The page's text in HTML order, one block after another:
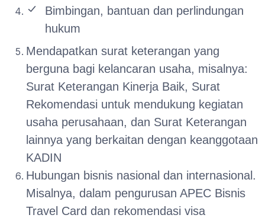
Bimbingan, bantuan dan perlindungan
hukum
Mendapatkan surat keterangan yang
berguna bagi kelancaran usaha, misalnya:
Surat Keterangan Kinerja Baik, Surat
Rekomendasi untuk mendukung kegiatan
usaha perusahaan, dan Surat Keterangan
lainnya yang berkaitan dengan keanggotaan
KADIN
Hubungan bisnis nasional dan internasional.
Misalnya, dalam pengurusan APEC Bisnis
Travel Card dan rekomendasi visa